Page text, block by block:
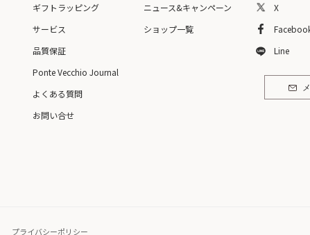
ギフトラッピング
サービス
品質保証
Ponte Vecchio Journal
よくある質問
お問い合せ
ニュース&キャンペーン
ショップ一覧
X
Line
プライバシーポリシー